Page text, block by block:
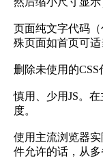
页面纯文字代码
殊页面如首页可适
删除未使用的CSS
慎用、少用JS。
度。
使用主流浏览器
件允许的话，从多